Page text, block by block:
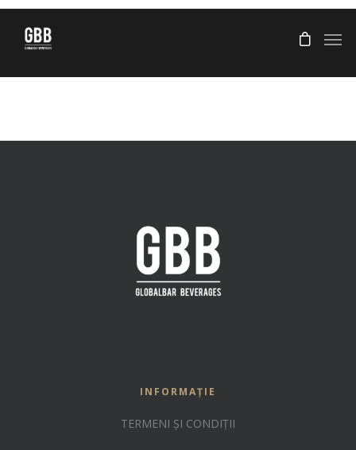
INFORMAȚIE
TERMENI ȘI CONDIȚII